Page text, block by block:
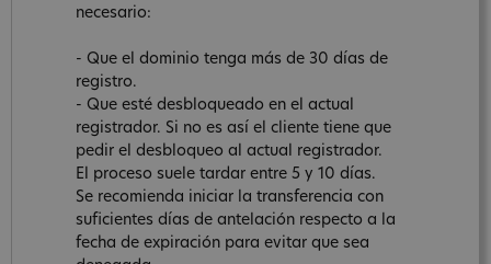
necesario:
- Que el dominio tenga más de 30 días de
registro.
- Que esté desbloqueado en el actual
registrador. Si no es así el cliente tiene que
pedir el desbloqueo al actual registrador.
El proceso suele tardar entre 5 y 10 días.
Se recomienda iniciar la transferencia con
suficientes días de antelación respecto a la
fecha de expiración para evitar que sea